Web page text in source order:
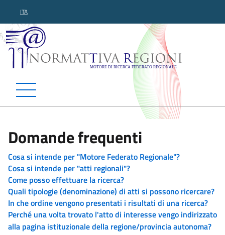
ITA
Normattiva Regioni -
Domande frequenti
Cosa si intende per "Motore Federato Regionale"?
Cosa si intende per "atti regionali"?
Come posso effettuare la ricerca?
Quali tipologie (denominazione) di atti si possono ricercare?
In che ordine vengono presentati i risultati di una ricerca?
Perché una volta trovato l'atto di interesse vengo indirizzato
alla pagina istituzionale della regione/provincia autonoma?